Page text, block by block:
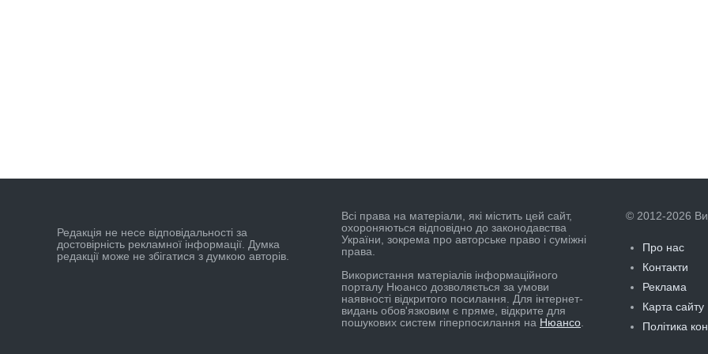
Редакцiя не несе вiдповiдальностi за
достовiрнiсть рекламної iнформацiї. Думка
редакцiї може не збiгатися з думкою авторiв.
Всі права на матеріали, які містить цей сайт,
охороняються відповідно до законодавства
України, зокрема про авторське право і суміжні
права.
Використання матеріалів інформаційного
порталу Нюансо дозволяється за умови
наявності відкритого посилання. Для інтернет-
видань обов'язковим є пряме, відкрите для
пошукових систем гіперпосилання на Нюансо
© 2012-2026
Про нас
Контакти
Реклама
Карта сайту
Політика